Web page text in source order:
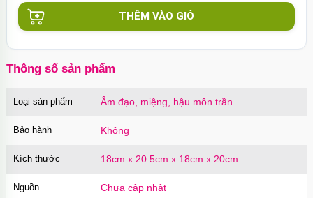
THÊM VÀO GIỎ
Thông số sản phẩm
Loại sản phẩm Âm đạo, miệng, hậu môn trần
Bảo hành Không
Kích thước 18cm x 20.5cm x 18cm x 20cm
Nguồn Chưa cập nhật